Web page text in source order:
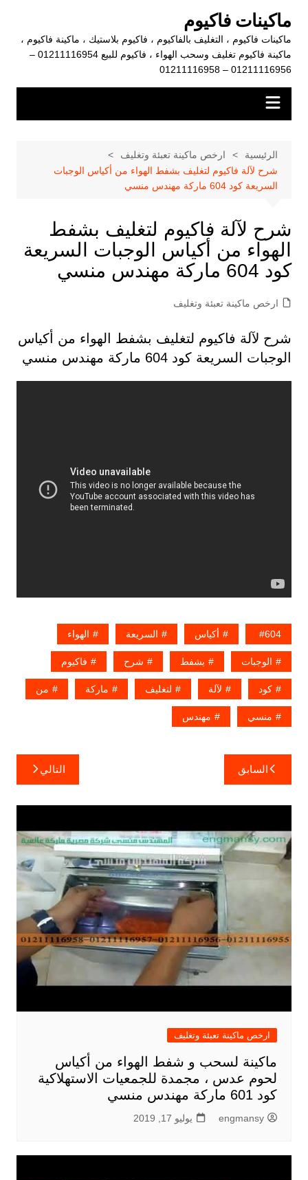
المحتوى
ماكينات فاكيوم
ماكينات فاكيوم ، التغليف بالفاكيوم ، فاكيوم بلاستيك ، ماكينة فاكيوم ،
ماكينة فاكيوم تغليف وسحب الهواء ، فاكيوم للبيع 01211116954 –
01211116956 – 01211116958
الرئيسية
ارخص ماكينة تعبئة وتغليف
شرح لآلة فاكيوم لتغليف بشفط الهواء من أكياس الوجبات
السريعة كود 604 ماركة مهندس منسي
شرح لآلة فاكيوم لتغليف بشفط
الهواء من أكياس الوجبات السريعة
كود 604 ماركة مهندس منسي
ارخص ماكينة تعبئة وتغليف
شرح لآلة فاكيوم لتغليف بشفط الهواء من أكياس
الوجبات السريعة كود 604 ماركة مهندس منسي
604 أكياس السريعة الهواء
الوجبات بشفط شرح فاكيوم
كود لآلة لتغليف ماركة من
منسي مهندس
تصفّح
المقالات
السابق التالي
ارخص ماكينة تعبئة وتغليف
ماكينة لسحب و شفط الهواء من أكياس
لحوم عدس ، مجمدة للجمعيات الاستهلاكية
كود 601 ماركة مهندس منسي
engmansy يوليو 17, 2019